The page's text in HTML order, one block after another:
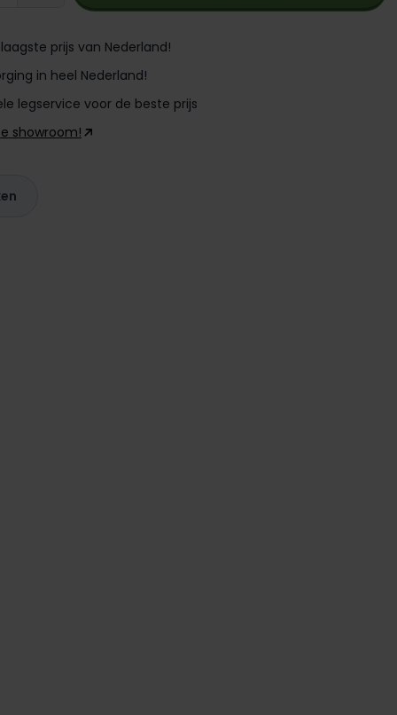
prijs van Nederland!
in heel Nederland!
legservice voor de beste prijs
showroom!